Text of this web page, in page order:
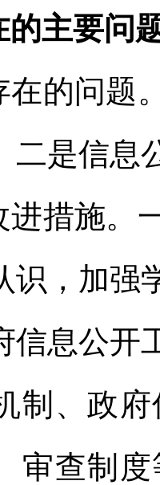
的主要问
在的问题
二是信息
进措施。
识，加强
信息公开
制、政
审查制